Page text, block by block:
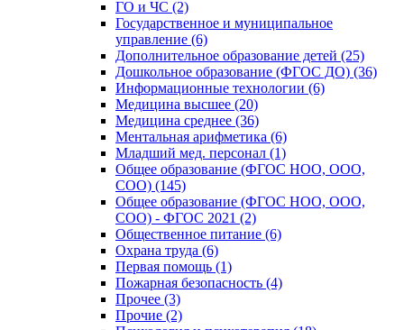
ГО и ЧС (2)
Государственное и муниципальное
управление (6)
Дополнительное образование детей (25)
Дошкольное образование (ФГОС ДО) (36)
Информационные технологии (6)
Медицина высшее (20)
Медицина среднее (36)
Ментальная арифметика (6)
Младший мед. персонал (1)
Общее образование (ФГОС НОО, ООО,
СОО) (145)
Общее образование (ФГОС НОО, ООО,
СОО) - ФГОС 2021 (2)
Общественное питание (6)
Охрана труда (6)
Первая помощь (1)
Пожарная безопасность (4)
Прочее (3)
Прочие (2)